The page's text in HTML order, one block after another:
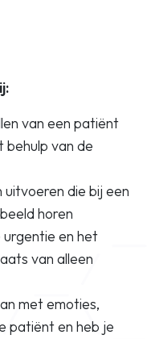
van een patiënt
van de
uitvoeren die bij een
horen
urgentie en het
van alleen
met emoties,
patiënt en heb je